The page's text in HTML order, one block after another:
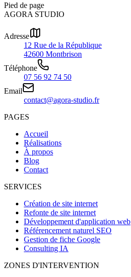
Pied de page
AGORA STUDIO
Adresse
12 Rue de la République
42600 Montbrison
Téléphone
07 56 92 74 50
Email
contact@agora-studio.fr
PAGES
Accueil
Réalisations
À propos
Blog
Contact
SERVICES
Création de site internet
Refonte de site internet
Développement d'application web
Référencement naturel SEO
Gestion de fiche Google
Consulting IA
ZONES D'INTERVENTION